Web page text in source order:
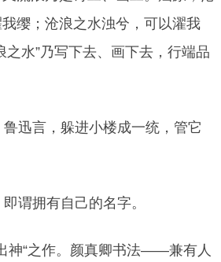
缨；沧浪之水浊兮，可以濯我
之水”乃写下去、画下去，行端品
迅言，躲进小楼成一统，管它
谓拥有自己的名字。
神“之作。颜真卿书法——兼有人